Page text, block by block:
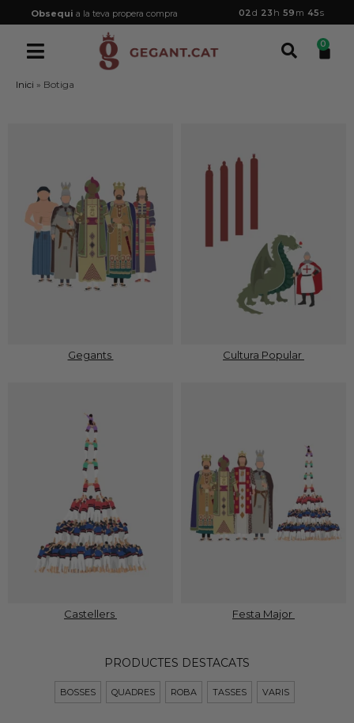
Obsequi a la teva propera compra 02d 23 h 59 m 44s
0
Inici » Botiga
Gegants Cultura Popular
Castellers Festa Major
PRODUCTES DESTACATS
BOSSES QUADRES ROBA TASSES VARIS